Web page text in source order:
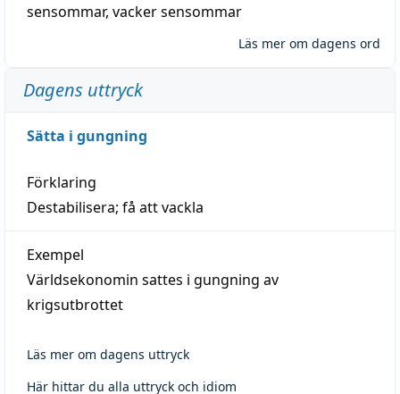
sensommar, vacker sensommar
Läs mer om dagens ord
Dagens uttryck
Sätta i gungning
Förklaring
Destabilisera; få att vackla
Exempel
Världsekonomin sattes i gungning av
krigsutbrottet
Läs mer om dagens uttryck
Här hittar du alla uttryck och idiom